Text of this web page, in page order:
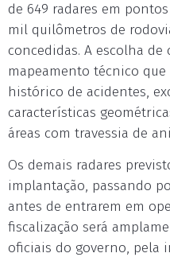
de 649 radares em
mil quilômetros de
concedidas. A escolha
mapeamento técnico
histórico de acidentes,
características
áreas com travessia de
Os demais radares
implantação, passando
antes de entrarem em
fiscalização será
oficiais do governo, pela